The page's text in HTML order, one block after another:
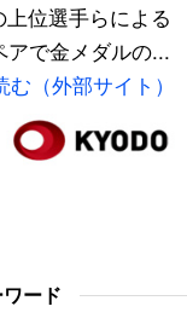
上位選手らによる
で金メダルの...
（外部サイト）
ード